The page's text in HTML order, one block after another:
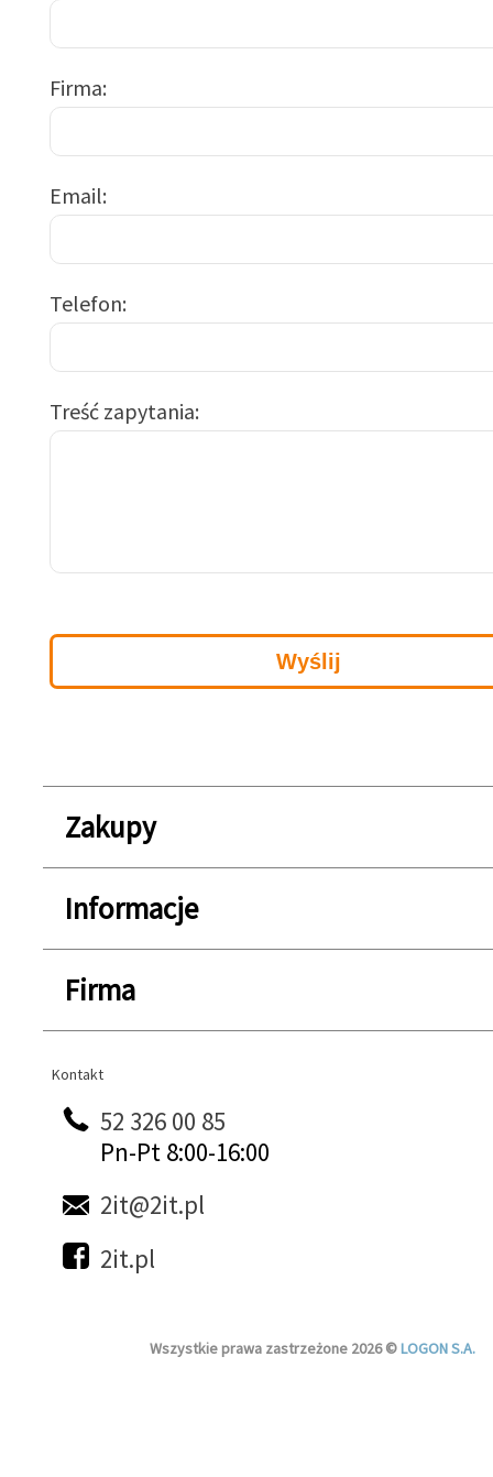
Firma
Email
Telefon
Treść zapytania
Zakupy
Informacje
Firma
Kontakt
Kontakt
52 326 00 85
Pn-Pt 8:00-16:00
2it@2it.pl
2it.pl
Wszystkie prawa zastrzeżone 2026 ©LOGON S.A.